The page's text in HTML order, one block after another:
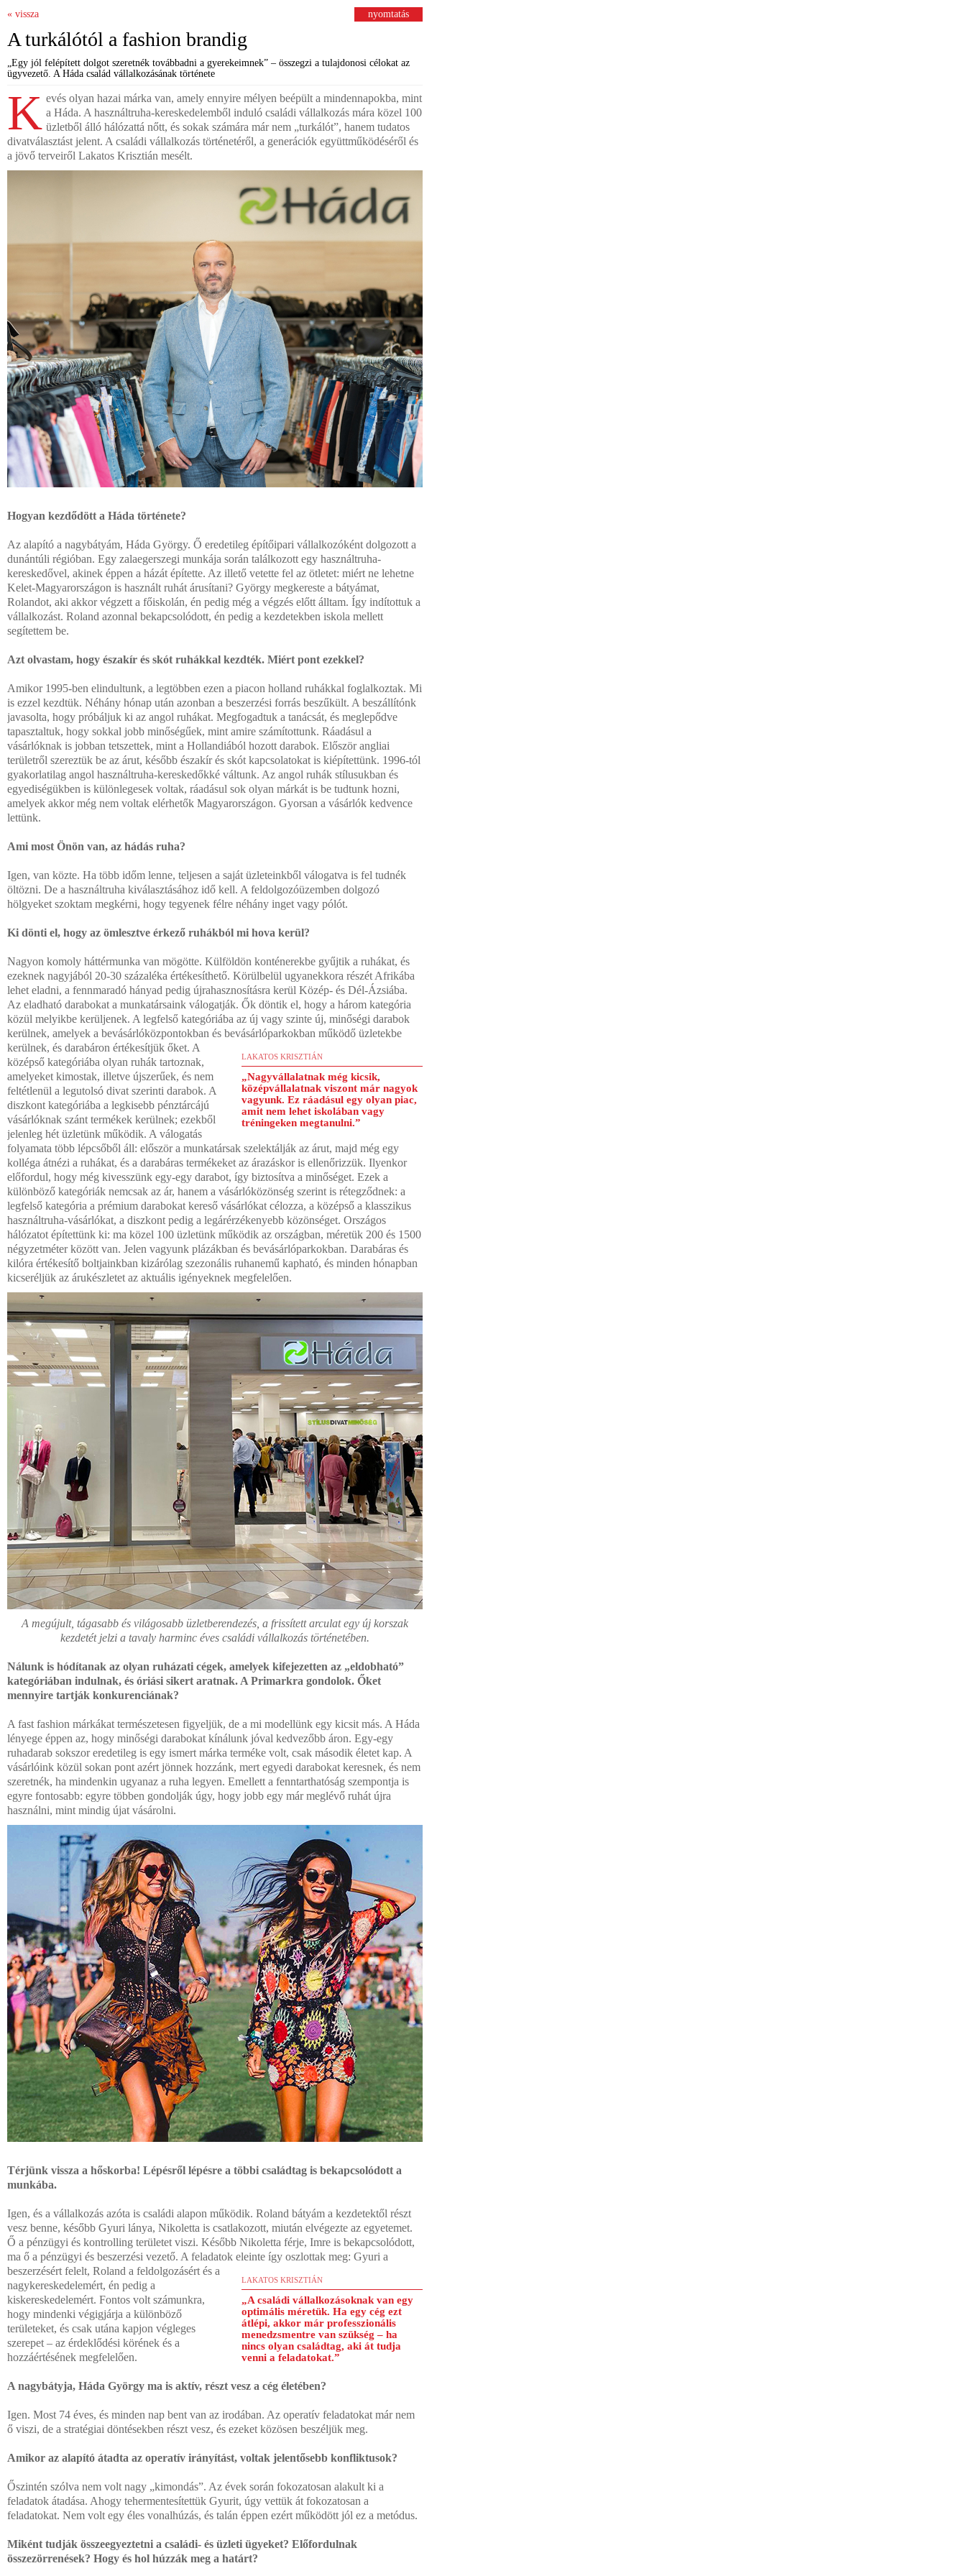
« vissza nyomtatás
A turkálótól a fashion brandig
„Egy jól felépített dolgot szeretnék továbbadni a gyerekeimnek” – összegzi a tulajdonosi célokat az
ügyvezető. A Háda család vállalkozásának története
K evés olyan hazai márka van, amely ennyire mélyen beépült a mindennapokba, mint
a Háda. A használtruha-kereskedelemből induló családi vállalkozás mára közel 100
üzletből álló hálózattá nőtt, és sokak számára már nem „turkálót”, hanem tudatos
divatválasztást jelent. A családi vállalkozás történetéről, a generációk együttműködéséről és
a jövő terveiről Lakatos Krisztián mesélt.
Hogyan kezdődött a Háda története?
Az alapító a nagybátyám, Háda György. Ő eredetileg építőipari vállalkozóként dolgozott a
dunántúli régióban. Egy zalaegerszegi munkája során találkozott egy használtruha-
kereskedővel, akinek éppen a házát építette. Az illető vetette fel az ötletet: miért ne lehetne
Kelet-Magyarországon is használt ruhát árusítani? György megkereste a bátyámat,
Rolandot, aki akkor végzett a főiskolán, én pedig még a végzés előtt álltam. Így indítottuk a
vállalkozást. Roland azonnal bekapcsolódott, én pedig a kezdetekben iskola mellett
segítettem be.
Azt olvastam, hogy északír és skót ruhákkal kezdték. Miért pont ezekkel?
Amikor 1995-ben elindultunk, a legtöbben ezen a piacon holland ruhákkal foglalkoztak. Mi
is ezzel kezdtük. Néhány hónap után azonban a beszerzési forrás beszűkült. A beszállítónk
javasolta, hogy próbáljuk ki az angol ruhákat. Megfogadtuk a tanácsát, és meglepődve
tapasztaltuk, hogy sokkal jobb minőségűek, mint amire számítottunk. Ráadásul a
vásárlóknak is jobban tetszettek, mint a Hollandiából hozott darabok. Először angliai
területről szereztük be az árut, később északír és skót kapcsolatokat is kiépítettünk. 1996-tól
gyakorlatilag angol használtruha-kereskedőkké váltunk. Az angol ruhák stílusukban és
egyediségükben is különlegesek voltak, ráadásul sok olyan márkát is be tudtunk hozni,
amelyek akkor még nem voltak elérhetők Magyarországon. Gyorsan a vásárlók kedvence
lettünk.
Ami most Önön van, az hádás ruha?
Igen, van közte. Ha több időm lenne, teljesen a saját üzleteinkből válogatva is fel tudnék
öltözni. De a használtruha kiválasztásához idő kell. A feldolgozóüzemben dolgozó
hölgyeket szoktam megkérni, hogy tegyenek félre néhány inget vagy pólót.
Ki dönti el, hogy az ömlesztve érkező ruhákból mi hova kerül?
Nagyon komoly háttérmunka van mögötte. Külföldön konténerekbe gyűjtik a ruhákat, és
ezeknek nagyjából 20-30 százaléka értékesíthető. Körülbelül ugyanekkora részét Afrikába
lehet eladni, a fennmaradó hányad pedig újrahasznosításra kerül Közép- és Dél-Ázsiába.
Az eladható darabokat a munkatársaink válogatják. Ők döntik el, hogy a három kategória
közül melyikbe kerüljenek. A legfelső kategóriába az új vagy szinte új, minőségi darabok
kerülnek, amelyek a bevásárlóközpontokban és bevásárlóparkokban működő üzletekbe
LAKATOS KRISZTIÁN
„Nagyvállalatnak még kicsik,
középvállalatnak viszont már nagyok
vagyunk. Ez ráadásul egy olyan piac,
amit nem lehet iskolában vagy
tréningeken megtanulni.”
kerülnek, és darabáron értékesítjük őket. A
középső kategóriába olyan ruhák tartoznak,
amelyeket kimostak, illetve újszerűek, és nem
feltétlenül a legutolsó divat szerinti darabok. A
diszkont kategóriába a legkisebb pénztárcájú
vásárlóknak szánt termékek kerülnek; ezekből
jelenleg hét üzletünk működik. A válogatás
folyamata több lépcsőből áll: először a munkatársak szelektálják az árut, majd még egy
kolléga átnézi a ruhákat, és a darabáras termékeket az árazáskor is ellenőrizzük. Ilyenkor
előfordul, hogy még kivesszünk egy-egy darabot, így biztosítva a minőséget. Ezek a
különböző kategóriák nemcsak az ár, hanem a vásárlóközönség szerint is rétegződnek: a
legfelső kategória a prémium darabokat kereső vásárlókat célozza, a középső a klasszikus
használtruha-vásárlókat, a diszkont pedig a legárérzékenyebb közönséget. Országos
hálózatot építettünk ki: ma közel 100 üzletünk működik az országban, méretük 200 és 1500
négyzetméter között van. Jelen vagyunk plázákban és bevásárlóparkokban. Darabáras és
kilóra értékesítő boltjainkban kizárólag szezonális ruhanemű kapható, és minden hónapban
kicseréljük az árukészletet az aktuális igényeknek megfelelően.
A megújult, tágasabb és világosabb üzletberendezés, a frissített arculat egy új korszak
kezdetét jelzi a tavaly harminc éves családi vállalkozás történetében.
Nálunk is hódítanak az olyan ruházati cégek, amelyek kifejezetten az „eldobható”
kategóriában indulnak, és óriási sikert aratnak. A Primarkra gondolok. Őket
mennyire tartják konkurenciának?
A fast fashion márkákat természetesen figyeljük, de a mi modellünk egy kicsit más. A Háda
lényege éppen az, hogy minőségi darabokat kínálunk jóval kedvezőbb áron. Egy-egy
ruhadarab sokszor eredetileg is egy ismert márka terméke volt, csak második életet kap. A
vásárlóink közül sokan pont azért jönnek hozzánk, mert egyedi darabokat keresnek, és nem
szeretnék, ha mindenkin ugyanaz a ruha legyen. Emellett a fenntarthatóság szempontja is
egyre fontosabb: egyre többen gondolják úgy, hogy jobb egy már meglévő ruhát újra
használni, mint mindig újat vásárolni.
Térjünk vissza a hőskorba! Lépésről lépésre a többi családtag is bekapcsolódott a
munkába.
Igen, és a vállalkozás azóta is családi alapon működik. Roland bátyám a kezdetektől részt
vesz benne, később Gyuri lánya, Nikoletta is csatlakozott, miután elvégezte az egyetemet.
Ő a pénzügyi és kontrolling területet viszi. Később Nikoletta férje, Imre is bekapcsolódott,
ma ő a pénzügyi és beszerzési vezető. A feladatok eleinte így oszlottak meg: Gyuri a
LAKATOS KRISZTIÁN
„A családi vállalkozásoknak van egy
optimális méretük. Ha egy cég ezt
átlépi, akkor már professzionális
menedzsmentre van szükség – ha
nincs olyan családtag, aki át tudja
venni a feladatokat.”
beszerzésért felelt, Roland a feldolgozásért és a
nagykereskedelemért, én pedig a
kiskereskedelemért. Fontos volt számunkra,
hogy mindenki végigjárja a különböző
területeket, és csak utána kapjon végleges
szerepet – az érdeklődési körének és a
hozzáértésének megfelelően.
A nagybátyja, Háda György ma is aktív, részt vesz a cég életében?
Igen. Most 74 éves, és minden nap bent van az irodában. Az operatív feladatokat már nem
ő viszi, de a stratégiai döntésekben részt vesz, és ezeket közösen beszéljük meg.
Amikor az alapító átadta az operatív irányítást, voltak jelentősebb konfliktusok?
Őszintén szólva nem volt nagy „kimondás”. Az évek során fokozatosan alakult ki a
feladatok átadása. Ahogy tehermentesítettük Gyurit, úgy vettük át fokozatosan a
feladatokat. Nem volt egy éles vonalhúzás, és talán éppen ezért működött jól ez a metódus.
Miként tudják összeegyeztetni a családi- és üzleti ügyeket? Előfordulnak
összezörrenések? Hogy és hol húzzák meg a határt?